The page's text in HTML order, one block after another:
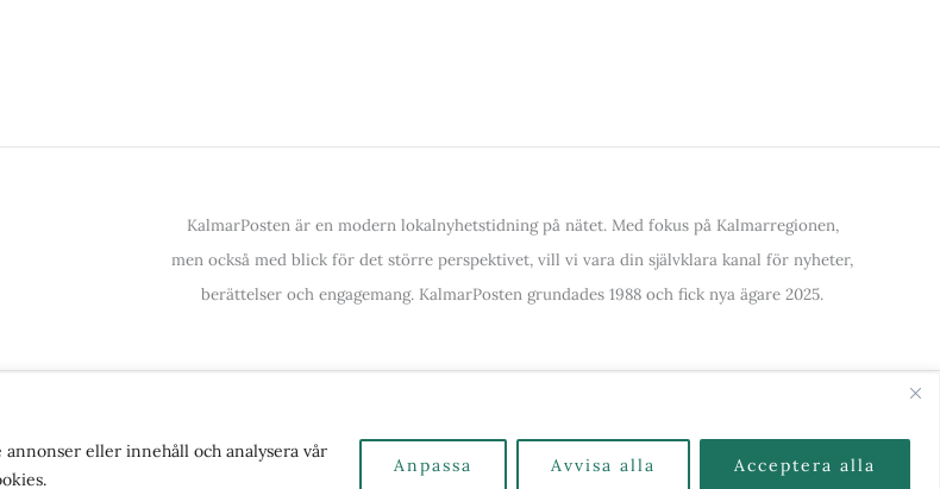
eller innehåll och analysera vår
Anpassa Avvisa alla Acceptera alla
KalmarPosten är en modern lokalnyhetstidning på nätet. Med fokus på Kalmarregionen,
men också med blick för det större perspektivet, vill vi vara din självklara kanal för nyheter,
berättelser och engagemang. KalmarPosten grundades 1988 och fick nya ägare 2025.
© 2026 | Kalmarposten.se |Se alla Kategorier & Ämnen här